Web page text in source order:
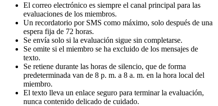
El correo electrónico es siempre el canal principal para las
evaluaciones de los miembros.
Un recordatorio por SMS como máximo, solo después de una
espera fija de 72 horas.
Se envía solo si la evaluación sigue sin completarse.
Se omite si el miembro se ha excluido de los mensajes de
texto.
Se retiene durante las horas de silencio, que de forma
predeterminada van de 8 p. m. a 8 a. m. en la hora local del
miembro.
El texto lleva un enlace seguro para terminar la evaluación,
nunca contenido delicado de cuidado.